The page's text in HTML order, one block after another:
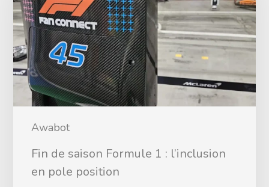
Awabot
Fin de saison Formule 1 : l’inclusion
en pole position